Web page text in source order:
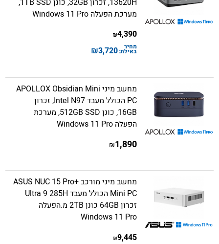
מערכת הפעלה Windows 11 Pro
4,390
₪
מחיר
באילת:3,720
₪
מחשב מיני APOLLOX Obsidian Mini
PC הכולל מעבד Intel N97, זכרון
16GB, כונן 512GB SSD, מערכת
הפעלה Windows 11 Pro
1,890
₪
מחשב מיני מורכב ASUS NUC 15 Pro+
Mini PC הכולל מעבד Ultra 9 285H
זכרון 64GB כונן 2TB מ.הפעלה
Windows 11 Pro
9,445
₪